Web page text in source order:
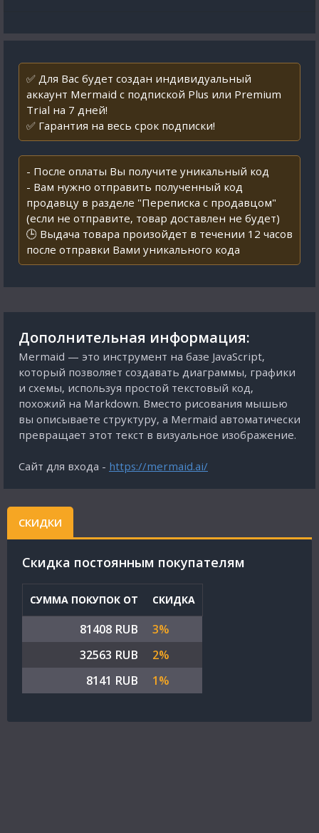
✅ Для Вас будет создан индивидуальный
аккаунт Mermaid с подпиской Plus или Premium
Trial на 7 дней!
✅ Гарантия на весь срок подписки!
- После оплаты Вы получите уникальный код
- Вам нужно отправить полученный код
продавцу в разделе "Переписка с продавцом"
(если не отправите, товар доставлен не будет)
🕒 Выдача товара произойдет в течении 12 часов
после отправки Вами уникального кода
Дополнительная информация:
Mermaid — это инструмент на базе JavaScript,
который позволяет создавать диаграммы, графики
и схемы, используя простой текстовый код,
похожий на Markdown. Вместо рисования мышью
вы описываете структуру, а Mermaid автоматически
превращает этот текст в визуальное изображение.
Сайт для входа - https://mermaid.ai/
СКИДКИ
Cкидка постоянным покупателям
СУММА ПОКУПОК ОТ СКИДКА
81408 RUB
3%
32563 RUB
2%
8141 RUB
1%